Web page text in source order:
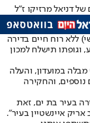
דניאל מרזיקו ז"ל
אותר היום (שישי) ללא רוח חיים בדירה
תישלח למכון
במועדון, והעלה
והחקירה
חיים בדירה בעיר בת ים, זאת
איינשטיין בעיר".